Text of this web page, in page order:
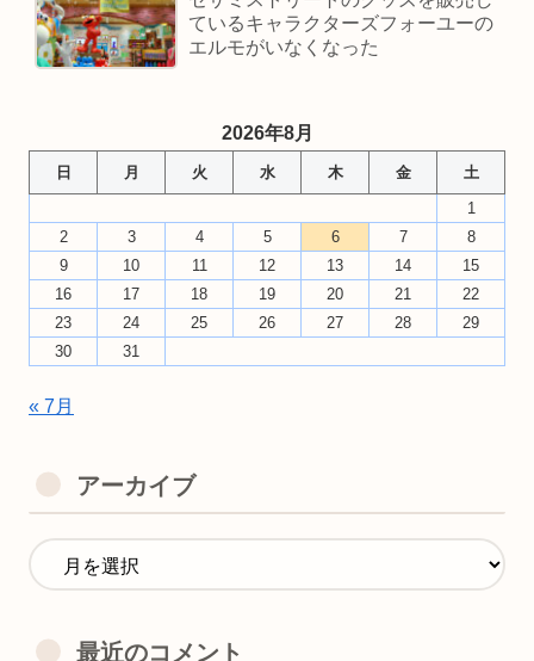
ているキャラクターズフォーユーの
エルモがいなくなった
2026年8月
日 月 火 水 木 金
土
1
2
3 4 5 6 7
8
9
10 11 12 13 14
15
16
17 18 19 20 21
22
23
24 25 26 27 28
29
30
31
« 7月
アーカイブ
最近のコメント